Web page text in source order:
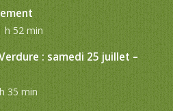
h 52 min
: samedi 25 juillet –
35 min